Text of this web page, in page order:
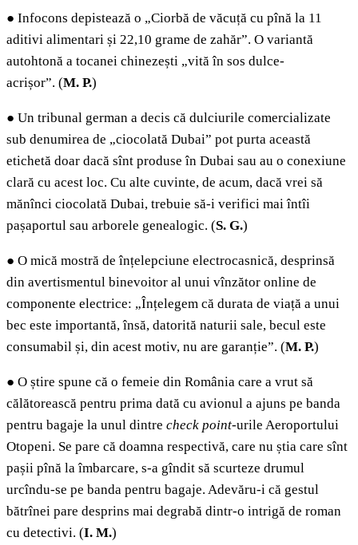
● Infocons depistează o „Ciorbă de văcuță cu pînă la 11
aditivi alimentari și 22,10 grame de zahăr”. O variantă
autohtonă a tocanei chinezești „vită în sos dulce-
acrișor”. (M. P.)
● Un tribunal german a decis că dulciurile comercializate
sub denumirea de „ciocolată Dubai” pot purta această
etichetă doar dacă sînt produse în Dubai sau au o conexiune
clară cu acest loc. Cu alte cuvinte, de acum, dacă vrei să
mănînci ciocolată Dubai, trebuie să-i verifici mai întîi
pașaportul sau arborele genealogic. (S. G.)
● O mică mostră de înțelepciune electrocasnică, desprinsă
din avertismentul binevoitor al unui vînzător online de
componente electrice: „Înțelegem că durata de viață a unui
bec este importantă, însă, datorită naturii sale, becul este
consumabil și, din acest motiv, nu are garanție”. (M. P.)
● O știre spune că o femeie din România care a vrut să
călătorească pentru prima dată cu avionul a ajuns pe banda
pentru bagaje la unul dintre check point-urile Aeroportului
Otopeni. Se pare că doamna respectivă, care nu știa care sînt
pașii pînă la îmbarcare, s-a gîndit să scurteze drumul
urcîndu-se pe banda pentru bagaje. Adevăru-i că gestul
bătrînei pare desprins mai degrabă dintr-o intrigă de roman
cu detectivi. (I. M.)